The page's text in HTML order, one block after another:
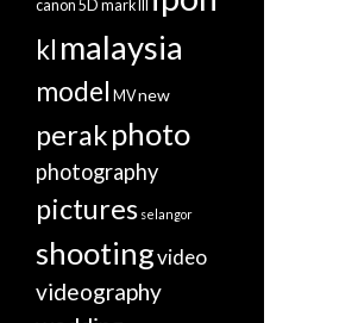
canon 5D mark III
kl malaysia
model MVnew
perakphoto
photography
pictures selangor
shootingvideo
videography